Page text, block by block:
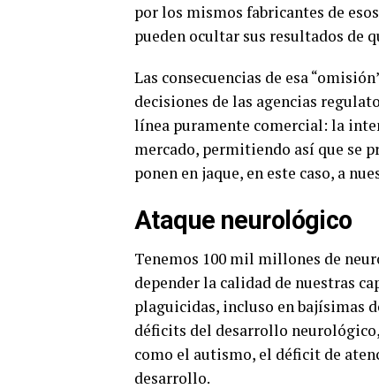
por los mismos fabricantes de
pueden ocultar sus resultados de
Las consecuencias de esa
decisiones de las agencias
línea puramente comercial: la
mercado, permitiendo así que se
ponen en jaque, en este caso, a
Ataque neurológico
Tenemos 100 mil millones de
depender la calidad de nuestras
plaguicidas, incluso en bajísimas
déficits del desarrollo
como el autismo, el déficit de
desarrollo.